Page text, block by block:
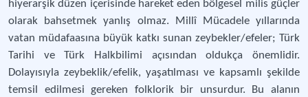
hiyerarşik düzen içerisinde hareket eden bölgesel milis güçler
olarak bahsetmek yanlış olmaz. Millî Mücadele yıllarında
vatan müdafaasına büyük katkı sunan zeybekler/efeler; Türk
Tarihi ve Türk Halkbilimi açısından oldukça önemlidir.
Dolayısıyla zeybeklik/efelik, yaşatılması ve kapsamlı şekilde
temsil edilmesi gereken folklorik bir unsurdur. Bu alanın